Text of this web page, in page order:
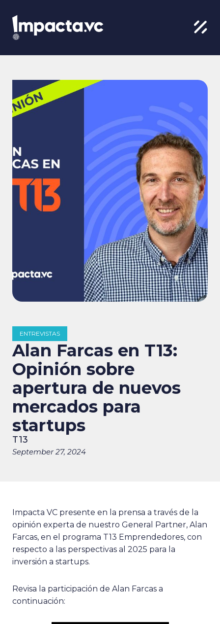
ENTREVISTAS
Alan Farcas en T13:
Opinión sobre
apertura de nuevos
mercados para
startups
T13
September 27, 2024
Impacta VC presente en la prensa a través de la
opinión experta de nuestro General Partner, Alan
Farcas, en el programa T13 Emprendedores, con
respecto a las perspectivas al 2025 para la
inversión a startups.
Revisa la participación de Alan Farcas a
continuación: